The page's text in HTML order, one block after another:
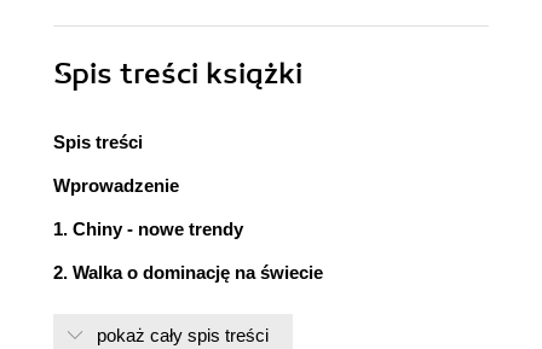
Spis treści książki
Spis treści
Wprowadzenie
1. Chiny - nowe trendy
2. Walka o dominację na świecie
pokaż cały spis treści